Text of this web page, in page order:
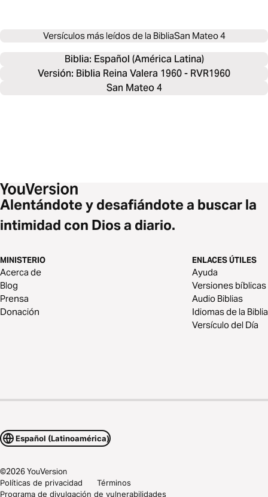
Versículos más leídos de la BibliaSan Mateo 4
Biblia: Español (América Latina)
Versión: Biblia Reina Valera 1960 - RVR1960
San Mateo 4
Alentándote y desafiándote a buscar la
intimidad con Dios a diario.
MINISTERIO
Acerca de
Blog
Prensa
Donación
ENLACES ÚTILES
Ayuda
Versiones bíblicas
Audio Biblias
Idiomas de la Biblia
Versículo del Día
Español (Latinoamérica)
©2026YouVersion
Políticas de privacidad
Términos
Programa de divulgación de vulnerabilidades